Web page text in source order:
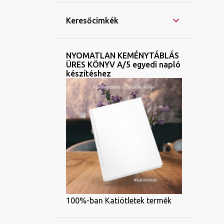
Keresőcimkék
NYOMATLAN KEMÉNYTÁBLÁS
ÜRES KÖNYV A/5 egyedi napló
készítéshez
100%-ban Katiötletek termék